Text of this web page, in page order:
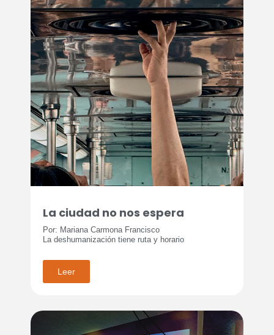
La ciudad no nos espera
Por: Mariana Carmona Francisco
La deshumanización tiene ruta y horario
Leer